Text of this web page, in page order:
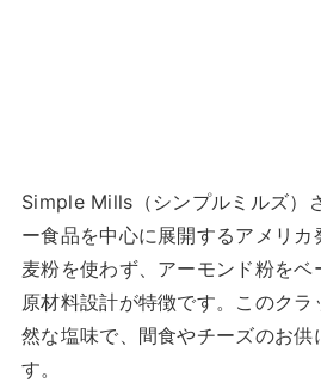
Simple Mills（シンプルミルズ）
ー食品を中心に展開するアメリ
麦粉を使わず、アーモンド粉を
原材料設計が特徴です。このク
然な塩味で、間食やチーズのお
す。